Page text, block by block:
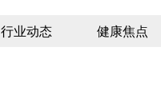
行业动态 健康焦点